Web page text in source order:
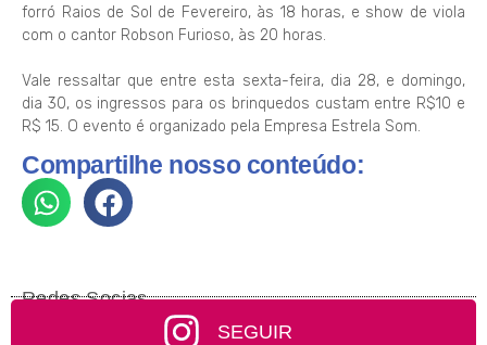
forró Raios de Sol de Fevereiro, às 18 horas, e show de viola
com o cantor Robson Furioso, às 20 horas.
Vale ressaltar que entre esta sexta-feira, dia 28, e domingo,
dia 30, os ingressos para os brinquedos custam entre R$10 e
R$ 15. O evento é organizado pela Empresa Estrela Som.
Compartilhe nosso conteúdo:
Redes Socias
SEGUIR